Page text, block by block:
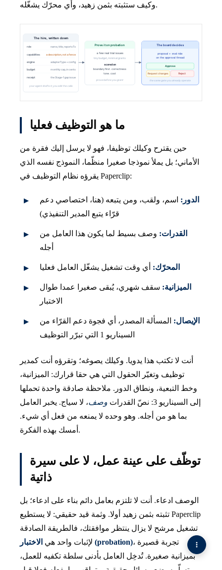
وكيف ستثبته بثمن زهيد، وأي محرّك يشغّله.
ما هو التوظيف فعليا
حين يقترح وكيلك توظيفا، فهو لا يرسل إليك فقرة من
الأماني؛ بل يملأ نموذجا صغيرا منظّما، النموذج نفسه الذي
يقرؤه نظام التوظيف في Paperclip:
الدور: اسم، ولقب، ومن يتبعه (هنا، اختصاصي دعم
قرّاء يتبع المدير التنفيذي)
القدرات: وصف بسيط لما يكون هذا العامل من
أجله
المحرّك: أي وقت تشغيل يشغّل العامل فعليا
الميزانية: سقف شهري، يُبقى صغيرا عمدا طوال
الاختبار
الإيصال: المسألة المصدر، أي فجوة دعم القرّاء من
السيناريو 1 التي تبرّر التوظيف
أنت لا تكتب هذا يدويا. وكيلك يصوغه؛ وتقرؤه أنت كمدير
توظيف وتغيّر الحقول التي هي حقا قرارك: الميزانية،
وخط التبعية، ونطاق الدور. ملاحظة صادقة واحدة تحملها
إلى السيناريو 3: نصّ القدرات
وصف، لا سياج. يخبر العامل
بما هو من أجله. وهو وحده لا يمنعه من فعل أي شيء.
أمسك بهذه الفكرة.
توظّف على عينة عمل، لا على سيرة
ذاتية
الوصف ادعاء. أنت لا تلتزم بعامل دائم بناء على ادعاء؛ بل
تثبته بثمن زهيد أولا. وثمة قيد حقيقي: لا يستطيع Paperclip
تشغيل مرشح لا يزال ينتظر موافقتك، فالطريقة الصادقة
لإثبات واحد هي الاختبار (probation)، تجربة قصيرة
بميزانية صغيرة. تُدخِل العامل بأدنى سلطة تكفيه للعمل،